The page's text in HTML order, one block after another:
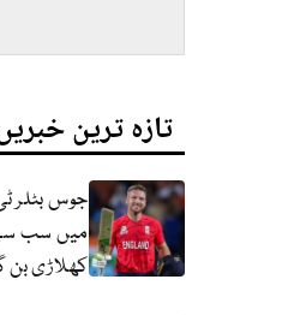
تازہ ترین
جوس بٹلر
میں سب سے
کھلاڑی